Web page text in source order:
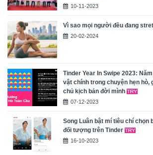
10-11-2023
Vì sao mọi người đều đang
20-02-2024
Tinder Year In Swipe 2023:
vật chính trong chuyện hẹn hò,
chủ kịch bản đời mình
07-12-2023
Song Luân bật mí tiêu chí chọn
đối tượng trên Tinder
16-10-2023